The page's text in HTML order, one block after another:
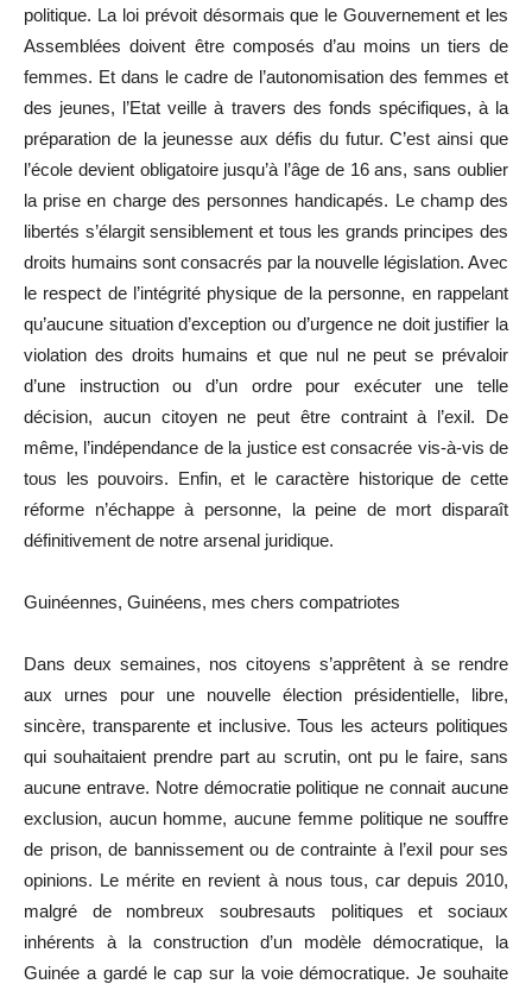
politique. La loi prévoit désormais que le Gouvernement et les
Assemblées doivent être composés d’au moins un tiers de
femmes. Et dans le cadre de l’autonomisation des femmes et
des jeunes, l’Etat veille à travers des fonds spécifiques, à la
préparation de la jeunesse aux défis du futur. C’est ainsi que
l’école devient obligatoire jusqu’à l’âge de 16 ans, sans oublier
la prise en charge des personnes handicapés. Le champ des
libertés s’élargit sensiblement et tous les grands principes des
droits humains sont consacrés par la nouvelle législation. Avec
le respect de l’intégrité physique de la personne, en rappelant
qu’aucune situation d’exception ou d’urgence ne doit justifier la
violation des droits humains et que nul ne peut se prévaloir
d’une instruction ou d’un ordre pour exécuter une telle
décision, aucun citoyen ne peut être contraint à l’exil. De
même, l’indépendance de la justice est consacrée vis-à-vis de
tous les pouvoirs. Enfin, et le caractère historique de cette
réforme n’échappe à personne, la peine de mort disparaît
définitivement de notre arsenal juridique.
Guinéennes, Guinéens, mes chers compatriotes
Dans deux semaines, nos citoyens s’apprêtent à se rendre
aux urnes pour une nouvelle élection présidentielle, libre,
sincère, transparente et inclusive. Tous les acteurs politiques
qui souhaitaient prendre part au scrutin, ont pu le faire, sans
aucune entrave. Notre démocratie politique ne connait aucune
exclusion, aucun homme, aucune femme politique ne souffre
de prison, de bannissement ou de contrainte à l’exil pour ses
opinions. Le mérite en revient à nous tous, car depuis 2010,
malgré de nombreux soubresauts politiques et sociaux
inhérents à la construction d’un modèle démocratique, la
Guinée a gardé le cap sur la voie démocratique. Je souhaite